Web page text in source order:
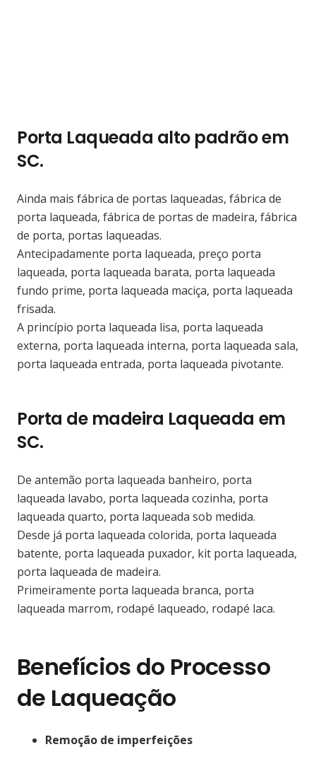
Porta Laqueada alto padrão em
SC.
Ainda mais fábrica de portas laqueadas, fábrica de
porta laqueada, fábrica de portas de madeira, fábrica
de porta, portas laqueadas.
Antecipadamente porta laqueada, preço porta
laqueada, porta laqueada barata, porta laqueada
fundo prime, porta laqueada maciça, porta laqueada
frisada.
A princípio porta laqueada lisa, porta laqueada
externa, porta laqueada interna, porta laqueada sala,
porta laqueada entrada, porta laqueada pivotante.
Porta de madeira Laqueada em
SC.
De antemão porta laqueada banheiro, porta
laqueada lavabo, porta laqueada cozinha, porta
laqueada quarto, porta laqueada sob medida.
Desde já porta laqueada colorida, porta laqueada
batente, porta laqueada puxador, kit porta laqueada,
porta laqueada de madeira.
Primeiramente porta laqueada branca, porta
laqueada marrom, rodapé laqueado, rodapé laca.
Benefícios do Processo
de Laqueação
Remoção de imperfeições